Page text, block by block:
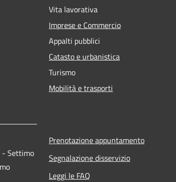
Vita lavorativa
Imprese e Commercio
Appalti pubblici
Catasto e urbanistica
Turismo
Mobilità e trasporti
- Settimo
Prenotazione appuntamento
Segnalazione disservizio
Leggi le FAQ